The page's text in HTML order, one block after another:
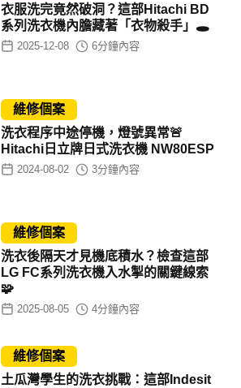
衣服洗完竟然破洞？這部Hitachi BD
系列洗衣機內膽藏著「衣物殺手」🕳️
2025-12-08 6分鐘內容
維修個案
洗衣程序中途停機，燈號異常🚨
Hitachi日立牌日式洗衣機 NW80ESP
2024-08-02 3分鐘內容
維修個案
洗衣後隔天才見機底積水？檢查這部
LG FC系列洗衣機入水掣的關鍵線索
🧩
2025-08-05 4分鐘內容
維修個案
土瓜灣學生的洗衣挑戰：這部Indesit